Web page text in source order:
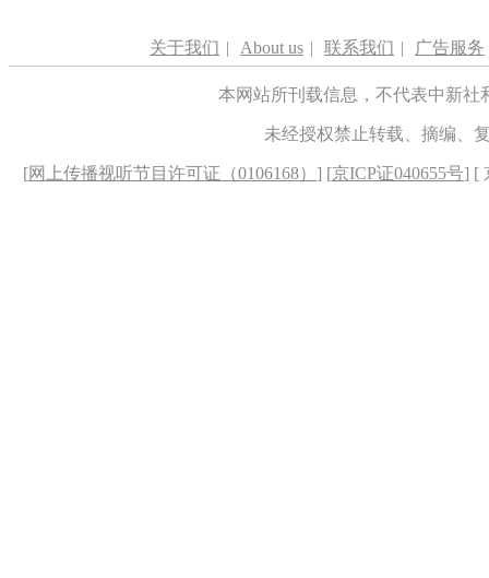
关于我们 | About us | 联系我们 | 广告服务
本网站所刊载信息，不代表中新
未经授权禁止转载、摘编、
[网上传播视听节目许可证（0106168） ] [京ICP证040655号] [